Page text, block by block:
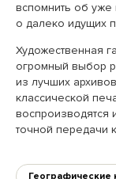
вспомнить об уже
о далеко идущих
Художественная
огромный выбор
из лучших
классической
воспроизводятся
точной передачи
Географические